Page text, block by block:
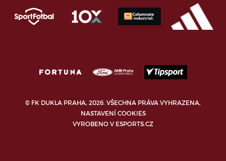
© FK DUKLA PRAHA, 2026. VŠECHNA PRÁVA VYHRAZENA,
NASTAVENÍ COOKIES
VYROBENO V ESPORTS.CZ